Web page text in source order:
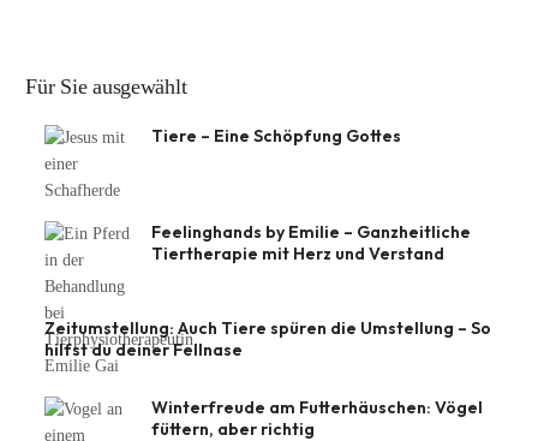
tierfairen Haltung
Für Sie ausgewählt
Tiere – Eine Schöpfung Gottes
Feelinghands by Emilie – Ganzheitliche
Tiertherapie mit Herz und Verstand
Zeitumstellung: Auch Tiere spüren die Umstellung – So
hilfst du deiner Fellnase
Winterfreude am Futterhäuschen: Vögel
füttern, aber richtig